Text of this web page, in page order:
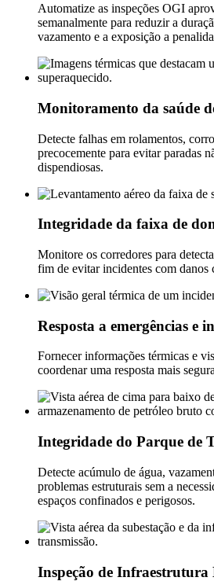
Automatize as inspeções OGI
semanalmente para reduzir a
vazamento e a exposição a
Monitoramento da saúde
Detecte falhas em rolamentos,
precocemente para evitar paradas
dispendiosas.
Integridade da faixa de
Monitore os corredores para
fim de evitar incidentes com danos
Resposta a emergências e
Fornecer informações térmicas e
coordenar uma resposta mais
Integridade do Parque de
Detecte acúmulo de água,
problemas estruturais sem a
espaços confinados e perigosos.
Inspeção de Infraestrutura